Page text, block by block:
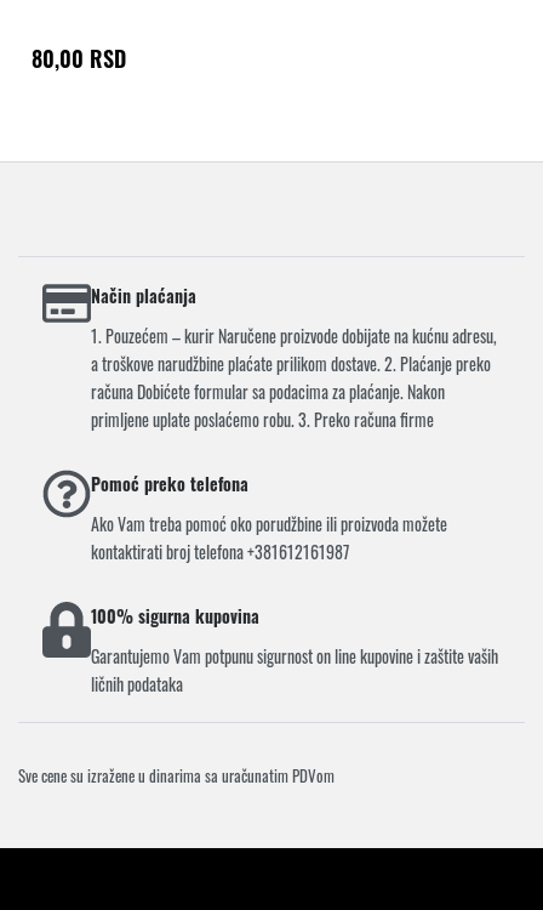
80,00 RSD
Način plaćanja
1. Pouzećem – kurir Naručene proizvode dobijate na kućnu adresu,
a troškove narudžbine plaćate prilikom dostave. 2. Plaćanje preko
računa Dobićete formular sa podacima za plaćanje. Nakon
primljene uplate poslaćemo robu. 3. Preko računa firme
Pomoć preko telefona
Ako Vam treba pomoć oko porudžbine ili proizvoda možete
kontaktirati broj telefona +381612161987
100% sigurna kupovina
Garantujemo Vam potpunu sigurnost on line kupovine i zaštite vaših
ličnih podataka
Sve cene su izražene u dinarima sa uračunatim PDVom